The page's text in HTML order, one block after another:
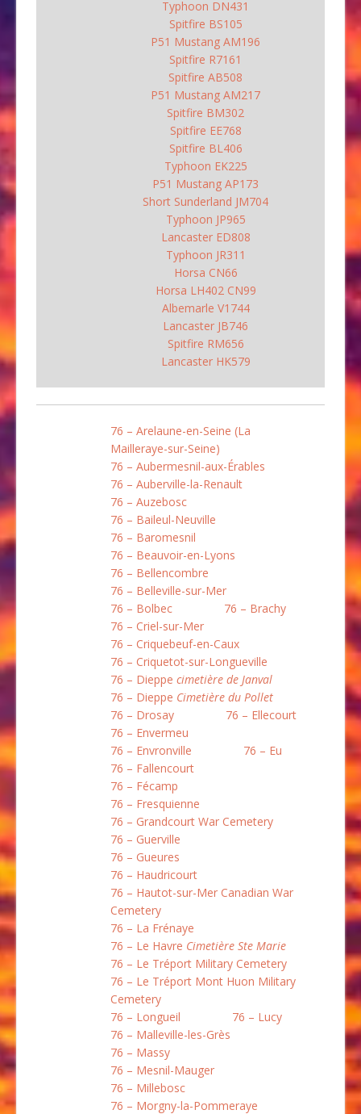
Typhoon DN431
Spitfire BS105
P51 Mustang AM196
Spitfire R7161
Spitfire AB508
P51 Mustang AM217
Spitfire BM302
Spitfire EE768
Spitfire BL406
Typhoon EK225
P51 Mustang AP173
Short Sunderland JM704
Typhoon JP965
Lancaster ED808
Typhoon JR311
Horsa CN66
Horsa LH402 CN99
Albemarle V1744
Lancaster JB746
Spitfire RM656
Lancaster HK579
76 – Arelaune-en-Seine (La
Mailleraye-sur-Seine)
76 – Aubermesnil-aux-Érables
76 – Auberville-la-Renault
76 – Auzebosc
76 – Baileul-Neuville
76 – Baromesnil
76 – Beauvoir-en-Lyons
76 – Bellencombre
76 – Belleville-sur-Mer
76 – Bolbec
76 – Brachy
76 – Criel-sur-Mer
76 – Criquebeuf-en-Caux
76 – Criquetot-sur-Longueville
76 – Dieppe cimetière de Janval
76 – Dieppe Cimetière du Pollet
76 – Drosay
76 – Ellecourt
76 – Envermeu
76 – Envronville
76 – Eu
76 – Fallencourt
76 – Fécamp
76 – Fresquienne
76 – Grandcourt War Cemetery
76 – Guerville
76 – Gueures
76 – Haudricourt
76 – Hautot-sur-Mer Canadian War
Cemetery
76 – La Frénaye
76 – Le Havre Cimetière Ste Marie
76 – Le Tréport Military Cemetery
76 – Le Tréport Mont Huon Military
Cemetery
76 – Longueil
76 – Lucy
76 – Malleville-les-Grès
76 – Massy
76 – Mesnil-Mauger
76 – Millebosc
76 – Morgny-la-Pommeraye